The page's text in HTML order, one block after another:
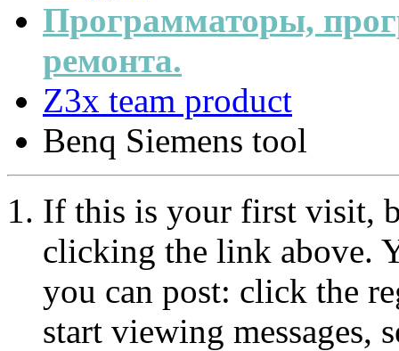
Программаторы,
ремонта.
Z3x team product
Benq Siemens tool
If this is your first visit,
clicking the link above.
you can post: click the
start viewing messages,